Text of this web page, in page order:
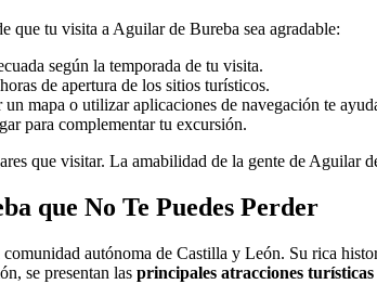
que tu visita a Aguilar de Bureba sea agradable:
según la temporada de tu visita.
de apertura de los sitios turísticos.
mapa o utilizar aplicaciones de navegación te
para complementar tu excursión.
que visitar. La amabilidad de la gente de Aguilar
que No Te Puedes Perder
autónoma de Castilla y León. Su rica
se presentan las principales atracciones turísticas